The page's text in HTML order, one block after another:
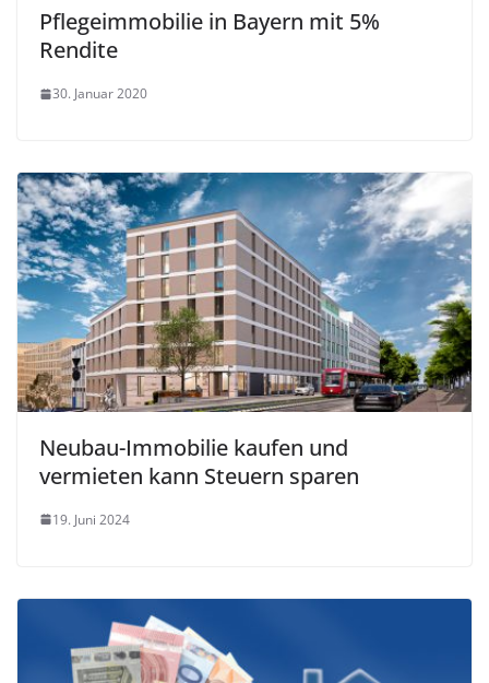
Pflegeimmobilie in Bayern mit 5%
Rendite
30. Januar 2020
Neubau-Immobilie kaufen und
vermieten kann Steuern sparen
19. Juni 2024